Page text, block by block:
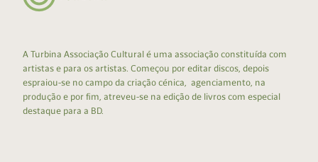
A Turbina Associação Cultural é uma associação constituída com
artistas e para os artistas. Começou por editar discos, depois
espraiou-se no campo da criação cénica, agenciamento, na
produção e por fim, atreveu-se na edição de livros com especial
destaque para a BD.